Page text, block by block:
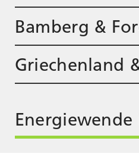
Bamberg &
Griechenland
Energiewende